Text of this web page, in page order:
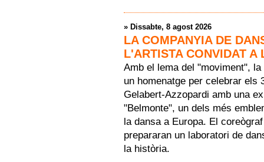
» Dissabte, 8 agost 2026
LA COMPANYIA DE
L'ARTISTA CONVIDAT A
Amb el lema del "moviment",
un homenatge per celebrar els
Gelabert-Azzopardi amb una
"Belmonte", un dels més
la dansa a Europa. El
prepararan un laboratori de
la història.